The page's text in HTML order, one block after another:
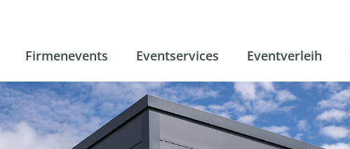
Firmenevents Eventservices Eventverleih